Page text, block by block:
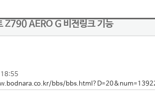
Z790 AERO G 비전링크 기능
bbs/